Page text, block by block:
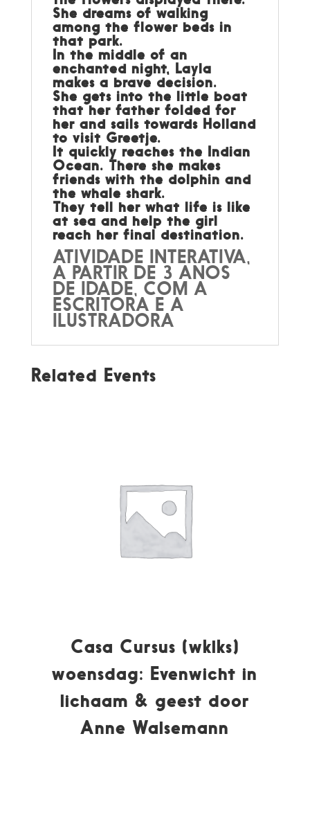
She dreams of walking
among the flower beds in
that park.
In the middle of an
enchanted night, Layla
makes a brave decision.
She gets into the little boat
that her father folded for
her and sails towards Holland
to visit Greetje.
It quickly reaches the Indian
Ocean. There she makes
friends with the dolphin and
the whale shark.
They tell her what life is like
at sea and help the girl
reach her final destination.
ATIVIDADE INTERATIVA,
A PARTIR DE 3 ANOS
DE IDADE, COM A
ESCRITORA E A
ILUSTRADORA
Related Events
Casa Cursus (wklks)
woensdag: Evenwicht in
lichaam & geest door
Anne Walsemann